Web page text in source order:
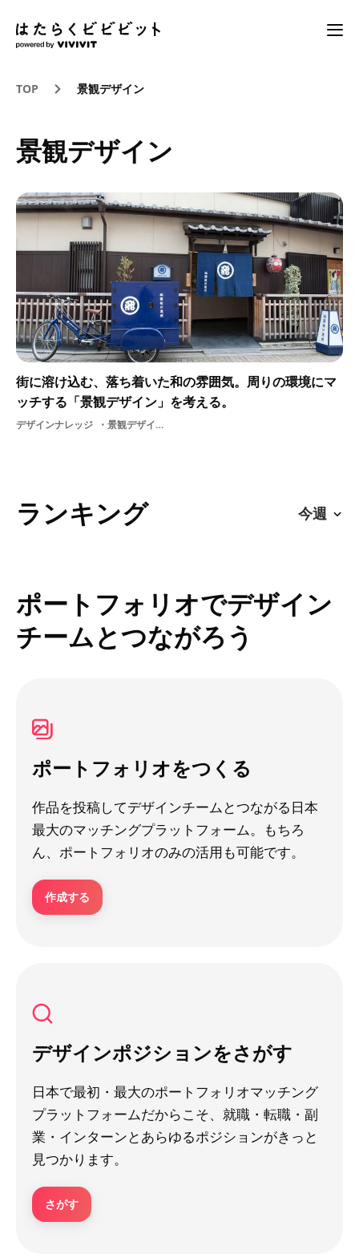
TOP 景観デザイン
景観デザイン
街に溶け込む、落ち着いた和の雰囲気。周りの環境にマ
ッチする「景観デザイン」を考える。
デザインナレッジ 景観デザイン歴史京都景観空間デザイン
ランキング
ポートフォリオでデザイン
チームとつながろう
ポートフォリオをつくる
作品を投稿してデザインチームとつながる日本
最大のマッチングプラットフォーム。もちろ
ん、ポートフォリオのみの活用も可能です。
作成する
デザインポジションをさがす
日本で最初・最大のポートフォリオマッチング
プラットフォームだからこそ、就職・転職・副
業・インターンとあらゆるポジションがきっと
見つかります。
さがす